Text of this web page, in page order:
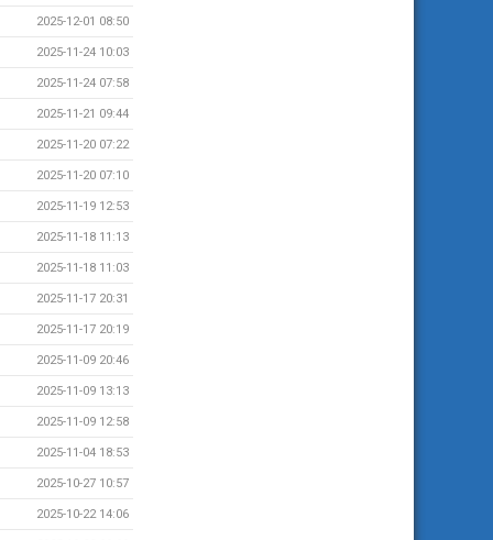
2025-12-01 08:50
2025-11-24 10:03
2025-11-24 07:58
2025-11-21 09:44
2025-11-20 07:22
2025-11-20 07:10
2025-11-19 12:53
2025-11-18 11:13
2025-11-18 11:03
2025-11-17 20:31
2025-11-17 20:19
2025-11-09 20:46
2025-11-09 13:13
2025-11-09 12:58
2025-11-04 18:53
2025-10-27 10:57
2025-10-22 14:06